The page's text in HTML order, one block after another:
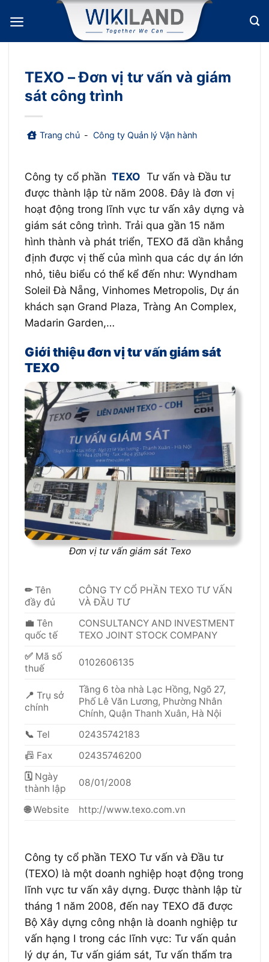
qua
nội
TEXO – Đơn vị tư vấn và giám
sát công trình
Trang chủ - Công ty Quản lý Vận hành
Công ty cổ phần TEXO Tư vấn và Đầu tư
được thành lập từ năm 2008. Đây là đơn vị
hoạt động trong lĩnh vực tư vấn xây dựng và
giám sát công trình. Trải qua gần 15 năm
hình thành và phát triển, TEXO đã dần khẳng
định được vị thế của mình qua các dự án lớn
nhỏ, tiêu biểu có thể kể đến như: Wyndham
Soleil Đà Nẵng, Vinhomes Metropolis, Dự án
khách sạn Grand Plaza, Tràng An Complex,
Madarin Garden,…
Giới thiệu đơn vị tư vấn giám sát
TEXO
Đơn vị tư vấn giám sát Texo
✏Tên
đầy đủ
CÔNG TY CỔ PHẦN TEXO TƯ VẤN
VÀ ĐẦU TƯ
💼 Tên
quốc tế
CONSULTANCY AND INVESTMENT
TEXO JOINT STOCK COMPANY
✅ Mã số
thuế
0102606135
📍 Trụ sở
chính
Tầng 6 tòa nhà Lạc Hồng, Ngõ 27,
Phố Lê Văn Lương, Phường Nhân
Chính, Quận Thanh Xuân, Hà Nội
📞 Tel
02435742183
📠 Fax
02435746200
🗓 Ngày
thành lập
08/01/2008
🌐Website http://www.texo.com.vn
Công ty cổ phần TEXO Tư vấn và Đầu tư
(TEXO) là một doanh nghiệp hoạt động trong
lĩnh vực tư vấn xây dựng. Được thành lập từ
tháng 1 năm 2008, đến nay TEXO đã được
Bộ Xây dựng công nhận là doanh nghiệp tư
vấn hạng I trong các lĩnh vực: Tư vấn quản
lý dự án, Tư vấn giám sát, Tư vấn thẩm tra